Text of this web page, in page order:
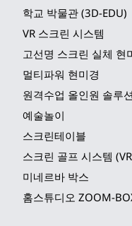
학교 박물관 (3D-EDU)
VR 스크린 시스템
고선명 스크린 실체 현
멀티파워 현미경
원격수업 올인원 솔루
예술놀이
스크린테이블
스크린 골프 시스템
미네르바 박스
홈스튜디오 ZOOM-